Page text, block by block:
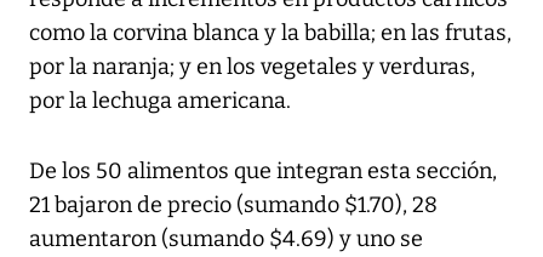
como la corvina blanca y la babilla; en las frutas,
por la naranja; y en los vegetales y verduras,
por la lechuga americana.
De los 50 alimentos que integran esta sección,
21 bajaron de precio (sumando $1.70), 28
aumentaron (sumando $4.69) y uno se